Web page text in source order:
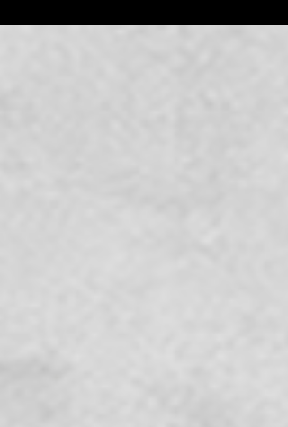
attentes du public redéfinissent